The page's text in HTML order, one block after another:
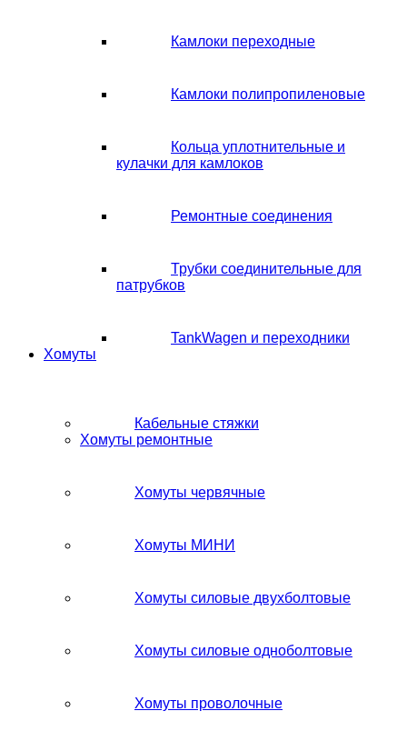
Камлоки переходные
Камлоки полипропиленовые
Кольца уплотнительные и
кулачки для камлоков
Ремонтные соединения
Трубки соединительные для
патрубков
TankWagen и переходники
Хомуты
Кабельные стяжки
Хомуты ремонтные
Хомуты червячные
Хомуты МИНИ
Хомуты силовые двухболтовые
Хомуты силовые одноболтовые
Хомуты проволочные